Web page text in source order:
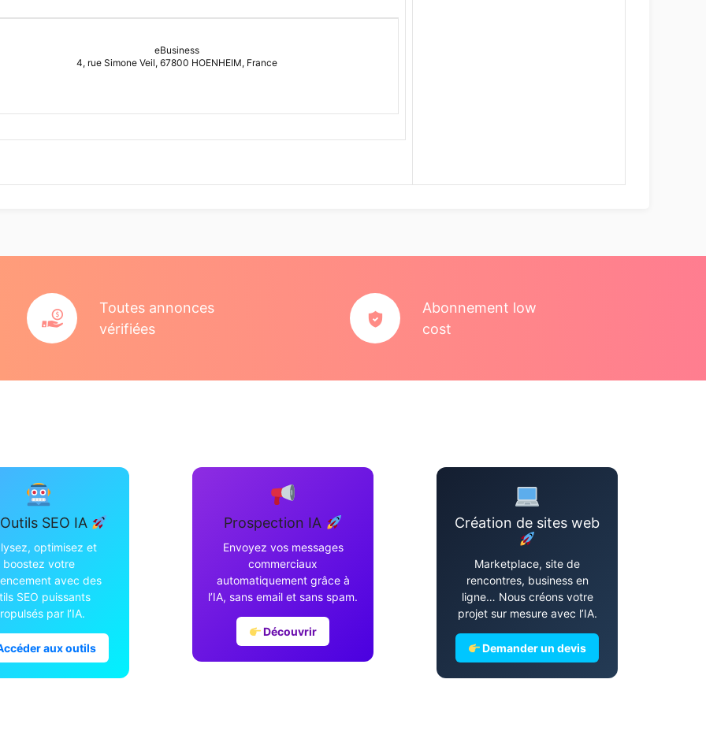
eBusiness
4, rue Simone Veil, 67800 HOENHEIM, France
Toutes annonces
vérifiées
Abonnement low
cost
SEO IA
optimisez et
boostez votre
avec des
SEO puissants
par l’IA.
aux outils
Prospection IA
Envoyez vos messages
commerciaux
automatiquement grâce à
l’IA, sans email et sans spam.
Découvrir
Création de sites web
Marketplace, site de
rencontres, business en
ligne… Nous créons votre
projet sur mesure avec l’IA.
Demander un devis